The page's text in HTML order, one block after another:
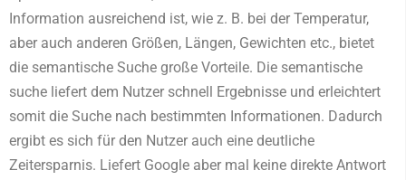
Information ausreichend ist, wie z. B. bei der Temperatur,
aber auch anderen Größen, Längen, Gewichten etc., bietet
die semantische Suche große Vorteile. Die semantische
suche liefert dem Nutzer schnell Ergebnisse und erleichtert
somit die Suche nach bestimmten Informationen. Dadurch
ergibt es sich für den Nutzer auch eine deutliche
Zeitersparnis. Liefert Google aber mal keine direkte Antwort